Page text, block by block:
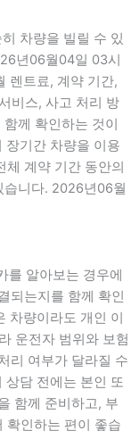
차량을 빌릴 수 있
년06월04일 03시
렌트료, 계약 기간,
비스, 사고 처리 방
께 확인하는 것이
기간 차량을 이용
체 계약 기간 동안의
습니다. 2026년06월
를 알아보는 경우에
되는지를 함께 확인
차량이라도 개인 이
운전자 범위와 보험
리 여부가 달라질 수
담 전에는 본인 또
함께 준비하고, 부
확인하는 편이 좋습